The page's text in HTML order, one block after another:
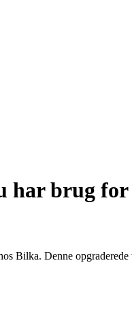
har brug
Bilka. Denne